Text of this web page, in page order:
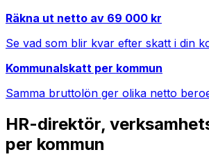
Räkna ut netto av 69 000 kr
Se vad som blir kvar efter skatt i din
Kommunalskatt per kommun
Samma bruttolön ger olika netto
HR-direktör,
per kommun